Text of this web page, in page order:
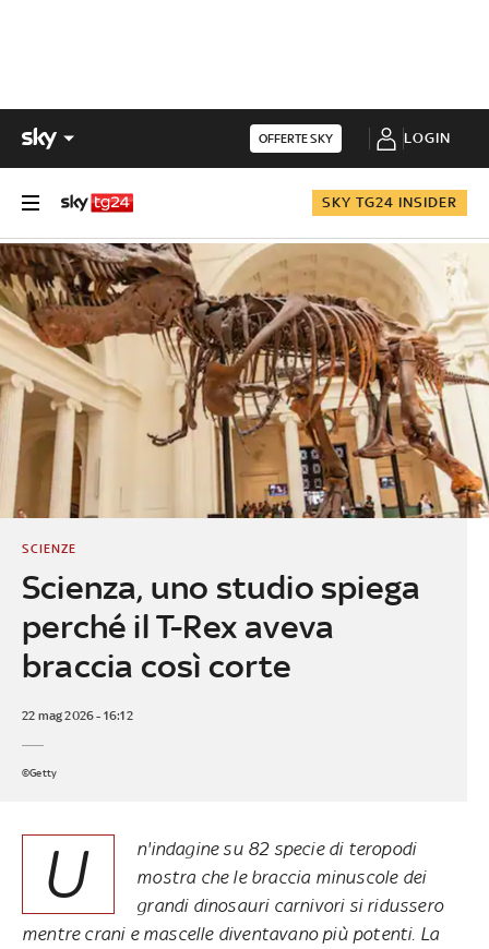
OFFERTE SKY LOGIN
SKY TG24 INSIDER
Scienza, uno studio spiega
perché il T-Rex aveva
braccia così corte
SCIENZE
22 mag 2026 - 16:12
©Getty
U
n'indagine su 82 specie di teropodi
mostra che le braccia minuscole dei
grandi dinosauri carnivori si ridussero
mentre crani e mascelle diventavano più potenti. La